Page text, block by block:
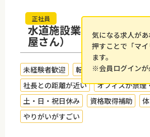
正社員
水道施設業・管工事業（
屋さん）
未経験者歓迎 転勤なし
研修制度
社長との距離が近い
オフィスが禁煙
土・日・祝日休み
資格取得補助
やりがいがすごい
気になる求人が
押すことで「マ
ます。
※会員ログインが